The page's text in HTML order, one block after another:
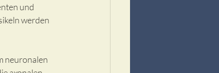
und
werden
neuronalen